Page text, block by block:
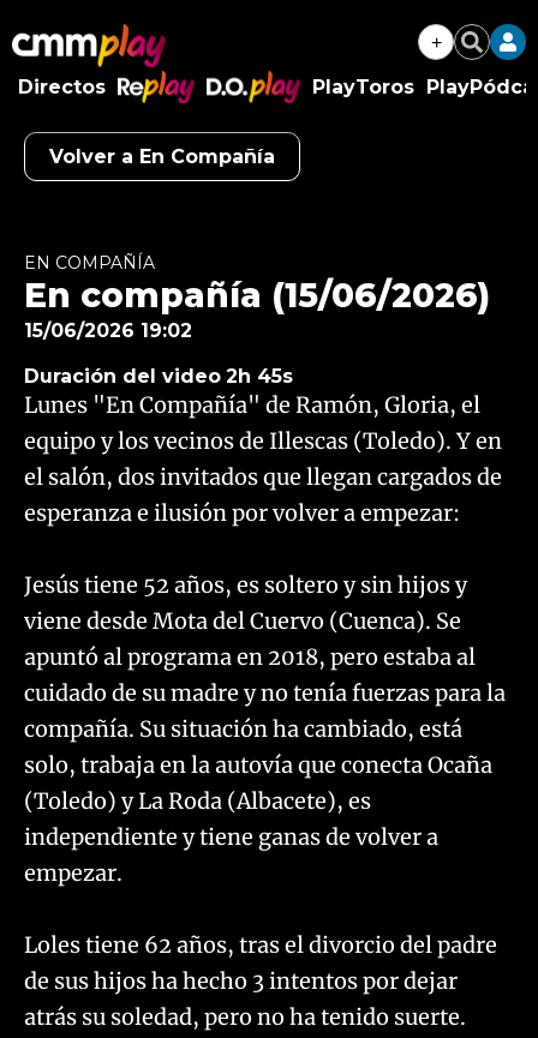
+ Buscar
Directos
RePlay
D.O.Play
PlayToros
Volver a En Compañía
Algo salió mal.
Try again
EN COMPAÑÍA
En compañía (15/06/2026)
15/06/2026 19:02
Duración del video 2h 45s
Lunes "En Compañía" de Ramón, Gloria, el
equipo y los vecinos de Illescas (Toledo). Y en
el salón, dos invitados que llegan cargados de
esperanza e ilusión por volver a empezar:
Jesús tiene 52 años, es soltero y sin hijos y
viene desde Mota del Cuervo (Cuenca). Se
apuntó al programa en 2018, pero estaba al
cuidado de su madre y no tenía fuerzas para la
compañía. Su situación ha cambiado, está
solo, trabaja en la autovía que conecta Ocaña
(Toledo) y La Roda (Albacete), es
independiente y tiene ganas de volver a
empezar.
Loles tiene 62 años, tras el divorcio del padre
de sus hijos ha hecho 3 intentos por dejar
atrás su soledad, pero no ha tenido suerte.